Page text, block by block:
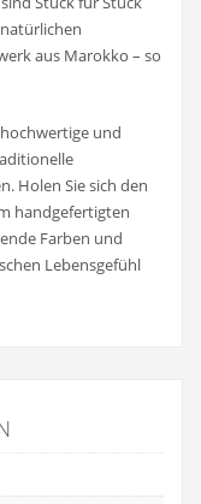
aus Marokko – so
und
Holen Sie sich den
handgefertigten
Farben und
Lebensgefühl